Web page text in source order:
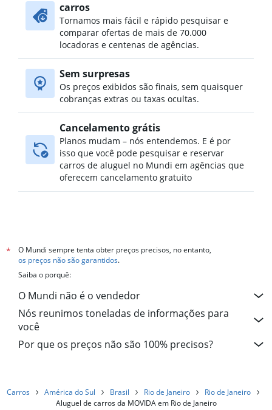
carros
Tornamos mais fácil e rápido pesquisar e
comparar ofertas de mais de 70.000
locadoras e centenas de agências.
Sem surpresas
Os preços exibidos são finais, sem quaisquer
cobranças extras ou taxas ocultas.
Cancelamento grátis
Planos mudam – nós entendemos. E é por
isso que você pode pesquisar e reservar
carros de aluguel no Mundi em agências que
oferecem cancelamento gratuito
*
O Mundi sempre tenta obter preços precisos, no entanto,
os preços não são garantidos.
Saiba o porquê:
O Mundi não é o vendedor
Nós reunimos toneladas de informações para
você
Por que os preços não são 100% precisos?
Carros América do Sul Brasil Rio de Janeiro
Rio de Janeiro
Aluguel de carros da MOVIDA em Rio de Janeiro